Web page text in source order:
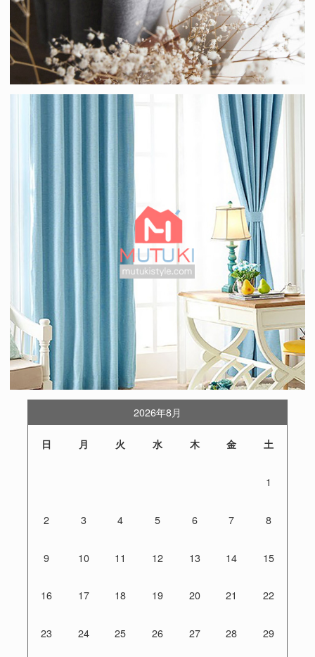
2026年8月
日 月 火 水 木 金 土
1
2 3 4 5 6 7 8
9 10 11 12 13 14 15
16 17 18 19 20 21 22
23 24 25 26 27 28 29